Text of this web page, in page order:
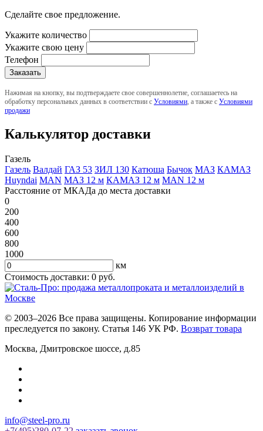
Сделайте свое предложение.
Укажите количество
Укажите свою цену
Телефон
Нажимая на кнопку, вы подтверждаете свое совершеннолетие, соглашаетесь на
обработку персональных данных в соответствии с Условиями , а также с Условиями
продажи
Калькулятор доставки
Газель
Газель Валдай ГАЗ 53 ЗИЛ 130 Катюша Бычок МАЗ КАМАЗ
Huyndai MAN МАЗ 12 м КАМАЗ 12 м MAN 12 м
Расстояние от МКАДа до места доставки
0
200
400
600
800
1000
км
Стоимость доставки: 0 руб.
© 2003–2026 Все права защищены. Копирование информации
преследуется по закону. Статья 146 УК РФ. Возврат товара
Москва, Дмитровское шоссе, д.85
info@steel-pro.ru